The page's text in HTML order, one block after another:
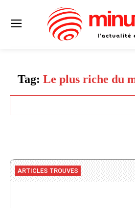
Tag: Le plus riche du
ARTICLES TROUVES